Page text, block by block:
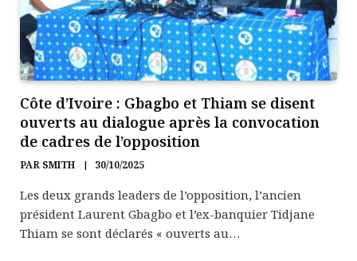
Côte d’Ivoire : Gbagbo et Thiam se disent
ouverts au dialogue après la convocation
de cadres de l’opposition
PAR SMITH 30/10/2025
Les deux grands leaders de l’opposition, l’ancien
président Laurent Gbagbo et l’ex-banquier Tidjane
Thiam se sont déclarés « ouverts au…